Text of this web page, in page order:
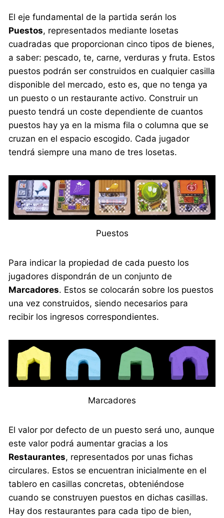
El eje fundamental de la partida serán los
Puestos, representados mediante losetas
cuadradas que proporcionan cinco tipos de bienes,
a saber: pescado, te, carne, verduras y fruta. Estos
puestos podrán ser construidos en cualquier casilla
disponible del mercado, esto es, que no tenga ya
un puesto o un restaurante activo. Construir un
puesto tendrá un coste dependiente de cuantos
puestos hay ya en la misma fila o columna que se
cruzan en el espacio escogido. Cada jugador
tendrá siempre una mano de tres losetas.
Puestos
Para indicar la propiedad de cada puesto los
jugadores dispondrán de un conjunto de
Marcadores. Estos se colocarán sobre los puestos
una vez construidos, siendo necesarios para
recibir los ingresos correspondientes.
Marcadores
El valor por defecto de un puesto será uno, aunque
este valor podrá aumentar gracias a los
Restaurantes, representados por unas fichas
circulares. Estos se encuentran inicialmente en el
tablero en casillas concretas, obteniéndose
cuando se construyen puestos en dichas casillas.
Hay dos restaurantes para cada tipo de bien,